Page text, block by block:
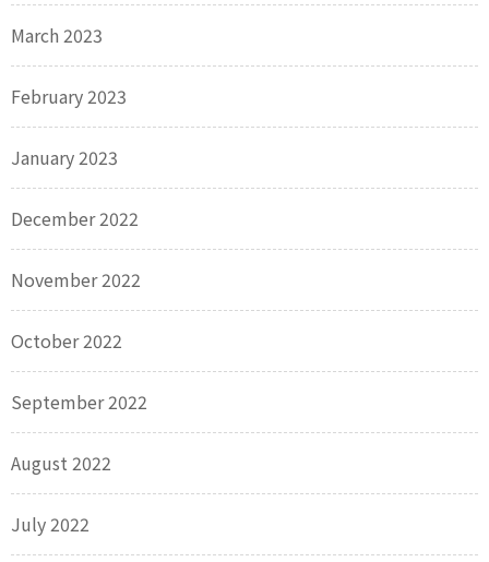
March 2023
February 2023
January 2023
December 2022
November 2022
October 2022
September 2022
August 2022
July 2022